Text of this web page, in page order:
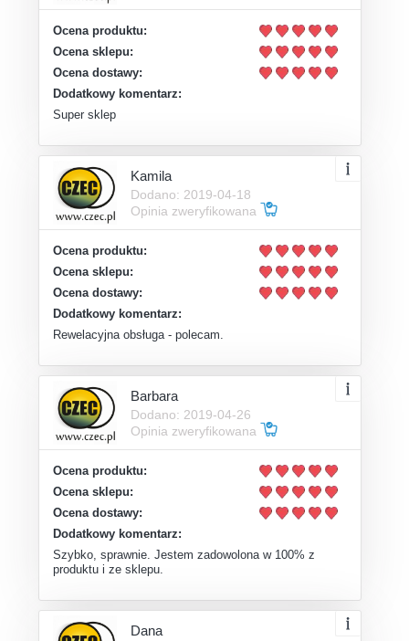
Ocena produktu:
Ocena sklepu:
Ocena dostawy:
Dodatkowy komentarz:
Super sklep
Kamila
Dodano: 2019-04-18
Opinia zweryfikowana
Ocena produktu:
Ocena sklepu:
Ocena dostawy:
Dodatkowy komentarz:
Rewelacyjna obsługa - polecam.
Barbara
Dodano: 2019-04-26
Opinia zweryfikowana
Ocena produktu:
Ocena sklepu:
Ocena dostawy:
Dodatkowy komentarz:
Szybko, sprawnie. Jestem zadowolona w 100% z
produktu i ze sklepu.
Dana